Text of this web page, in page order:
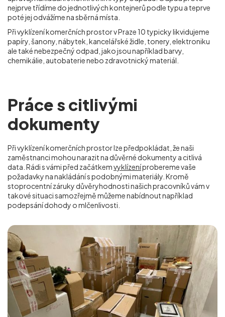
nejprve třídíme do jednotlivých kontejnerů podle typu a teprve
poté jej odvážíme na sběrná místa.
Při vyklízení komerčních prostor v Praze 10 typicky likvidujeme
papíry, šanony, nábytek, kancelářské židle, tonery, elektroniku
ale také nebezpečný odpad, jako jsou například barvy,
chemikálie, autobaterie nebo zdravotnický materiál.
Práce s citlivými
dokumenty
Při vyklízení komerčních prostor lze předpokládat, že naši
zaměstnanci mohou narazit na důvěrné dokumenty a citlivá
data. Rádi s vámi před začátkemvyklízeníprobereme vaše
požadavky na nakládání s podobnými materiály. Kromě
stoprocentní záruky důvěryhodnosti našich pracovníků vám v
takové situaci samozřejmě můžeme nabídnout například
podepsání dohody o mlčenlivosti.